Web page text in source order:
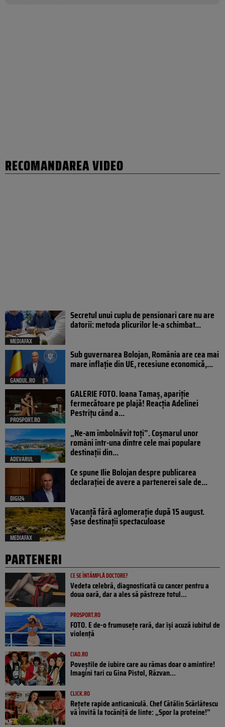
RECOMANDAREA VIDEO
MEDIAFAX
Secretul unui cuplu de pensionari care nu are
datorii: metoda plicurilor le-a schimbat...
GANDUL.RO
Sub guvernarea Bolojan, România are cea mai
mare inflație din UE, recesiune economică,...
PROSPORT.RO
GALERIE FOTO. Ioana Tamaş, apariție
fermecătoare pe plajă! Reacția Adelinei
Pestrițu când a...
ADEVARUL
„Ne-am îmbolnăvit toți”. Coșmarul unor
români într-una dintre cele mai populare
destinații din...
DIGI24
Ce spune Ilie Bolojan despre publicarea
declarației de avere a partenerei sale de...
MEDIAFAX
Vacanță fără aglomerație după 15 august.
Șase destinații spectaculoase
PARTENERI
CE SE ÎNTÂMPLĂ DOCTORE?
Vedeta celebră, diagnosticată cu cancer pentru a
doua oară, dar a ales să păstreze totul...
PROSPORT.RO
FOTO. E de-o frumusețe rară, dar își acuză iubitul de
violență
CIAO.RO
Poveştile de iubire care au rămas doar o amintire!
Imagini tari cu Gina Pistol, Răzvan...
CLICK.RO
Rețete rapide anticaniculă. Chef Cătălin Scărlătescu
vă invită la tocăniță de linte: „Spor la proteine!”